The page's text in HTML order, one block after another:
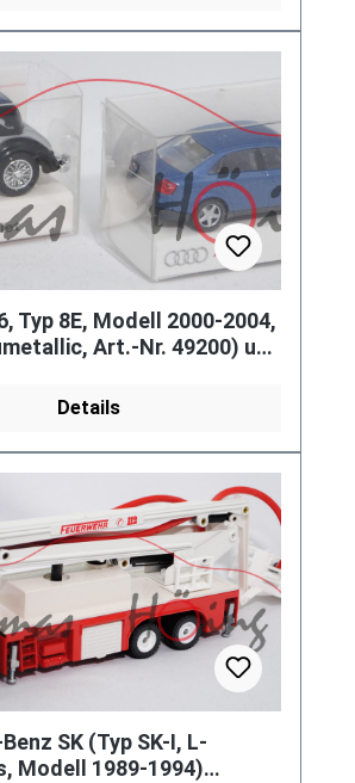
Typ 8E, Modell 2000-2004,
Art.-Nr. 49200) und
Details
SK (Typ SK-I, L-
Modell 1989-1994)